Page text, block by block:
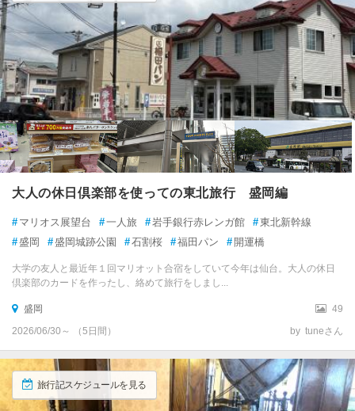
大人の休日倶楽部を使っての東北旅行 盛岡編
# マリオス展望台 #一人旅 #岩手銀行赤レンガ館 #東北新幹線
#盛岡 #盛岡城跡公園 #石割桜 #福田パン # 開運橋
大学の友人と最近年１回マリオット合宿をしていて今年は仙台。大人の休日
倶楽部のカードを作ったし、絡めて旅行をしまし...
盛岡
49
2026/06/30～ （5日間）
by tuneさん
旅行記スケジュールを見る